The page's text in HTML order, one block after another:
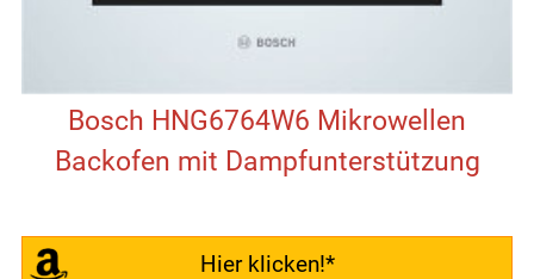
Bosch HNG6764W6 Mikrowellen
Backofen mit Dampfunterstützung
Hier klicken!*